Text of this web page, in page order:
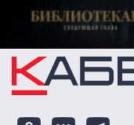
Перейти к